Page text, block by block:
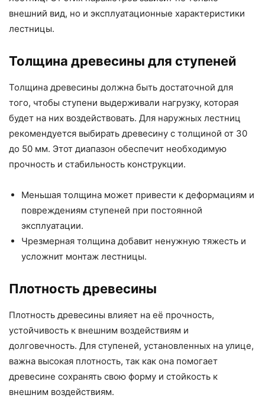
внешний вид, но и эксплуатационные характеристики
лестницы.
Толщина древесины для ступеней
Толщина древесины должна быть достаточной для
того, чтобы ступени выдерживали нагрузку, которая
будет на них воздействовать. Для наружных лестниц
рекомендуется выбирать древесину с толщиной от 30
до 50 мм. Этот диапазон обеспечит необходимую
прочность и стабильность конструкции.
Меньшая толщина может привести к деформациям и
повреждениям ступеней при постоянной
эксплуатации.
Чрезмерная толщина добавит ненужную тяжесть и
усложнит монтаж лестницы.
Плотность древесины
Плотность древесины влияет на её прочность,
устойчивость к внешним воздействиям и
долговечность. Для ступеней, установленных на улице,
важна высокая плотность, так как она помогает
древесине сохранять свою форму и стойкость к
внешним воздействиям.